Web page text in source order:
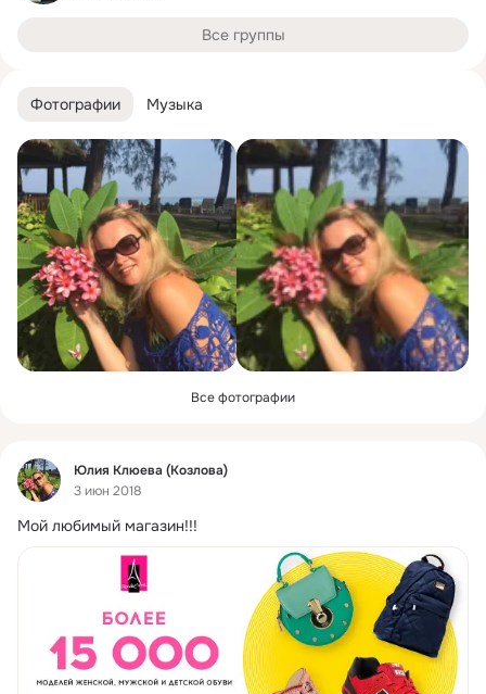
Фотографии Музыка
Все фотографии
Фид
Юлия Клюева (Козлова)
3 июн 2018
Мой любимый магазин!!!
Все группы